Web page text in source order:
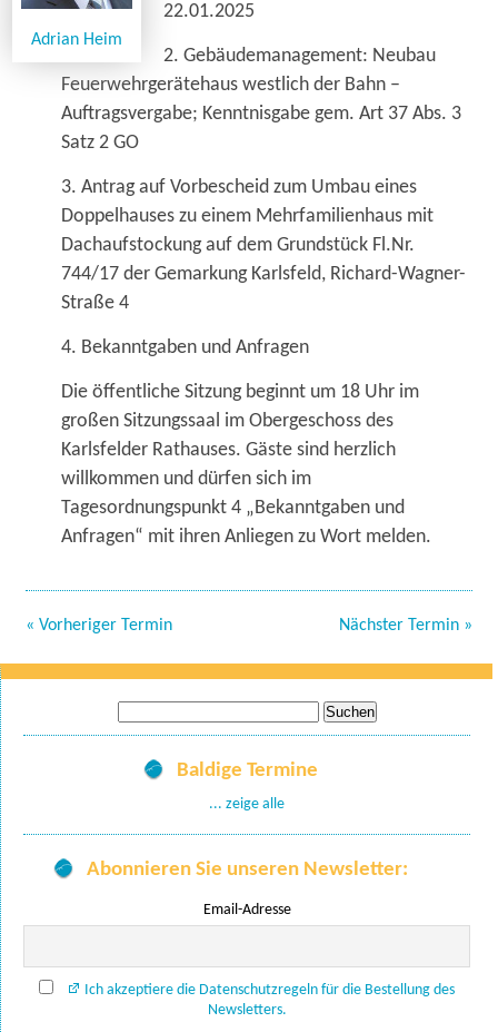
Adrian Heim
22.01.2025
2. Gebäudemanagement: Neubau
Feuerwehrgerätehaus westlich der Bahn –
Auftragsvergabe; Kenntnisgabe gem. Art 37 Abs. 3
Satz 2 GO
3. Antrag auf Vorbescheid zum Umbau eines
Doppelhauses zu einem Mehrfamilienhaus mit
Dachaufstockung auf dem Grundstück Fl.Nr.
744/17 der Gemarkung Karlsfeld, Richard-Wagner-
Straße 4
4. Bekanntgaben und Anfragen
Die öffentliche Sitzung beginnt um 18 Uhr im
großen Sitzungssaal im Obergeschoss des
Karlsfelder Rathauses. Gäste sind herzlich
willkommen und dürfen sich im
Tagesordnungspunkt 4 „Bekanntgaben und
Anfragen“ mit ihren Anliegen zu Wort melden.
« Vorheriger Termin Nächster Termin »
nach:
Baldige Termine
... zeige alle
Abonnieren Sie unseren Newsletter:
Email-Adresse
Ich akzeptiere die Datenschutzregeln für die Bestellung des
Newsletters.